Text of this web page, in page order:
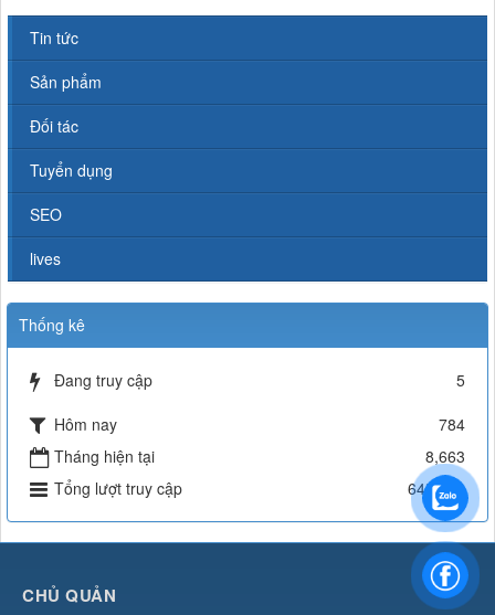
Tin tức
Sản phẩm
Đối tác
Tuyển dụng
SEO
lives
Thống kê
Đang truy cập
5
Hôm nay
784
Tháng hiện tại
8,663
Tổng lượt truy cập
645,494
CHỦ QUẢN